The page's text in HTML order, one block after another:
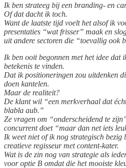
Ik ben strateeg bij een branding- en
Of dat dacht ik toch.
Want de laatste tijd voelt het alsof ik
presentaties “wat frisser” maak en
uit andere sectoren die “toevallig ook
Ik ben ooit begonnen met het idee dat
betekenis te vinden.
Dat ik positioneringen zou uitdenken
doen kantelen.
Maar de realiteit?
De klant wil “een merkverhaal dat
blabla aub.”
Ze vragen om “onderscheidend te
concurrent doet “maar dan net iets
Ik weet niet of ik nog strategisch bezig
creatieve regisseur met content-kater.
Wat is de zin nog van strategie als
voor optie B omdat die het mooiste